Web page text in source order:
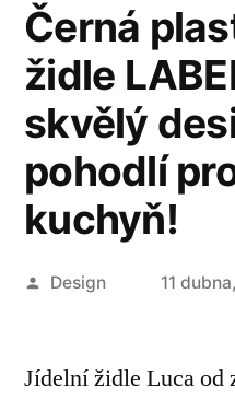
Černá
židle
skvělý
pohodlí
kuchyň!
Autor
Design 11
Jídelní židle Luca od